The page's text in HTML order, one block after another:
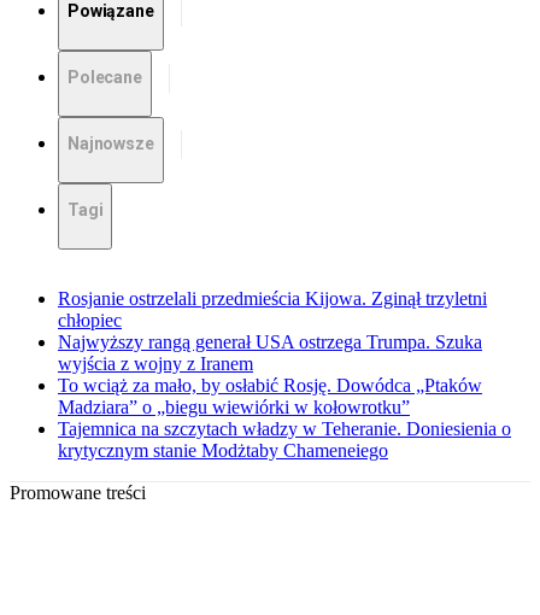
Powiązane
Polecane
Najnowsze
Tagi
Rosjanie ostrzelali przedmieścia Kijowa. Zginął trzyletni
chłopiec
Najwyższy rangą generał USA ostrzega Trumpa. Szuka
wyjścia z wojny z Iranem
To wciąż za mało, by osłabić Rosję. Dowódca „Ptaków
Madziara” o „biegu wiewiórki w kołowrotku”
Tajemnica na szczytach władzy w Teheranie. Doniesienia o
krytycznym stanie Modżtaby Chameneiego
Promowane treści